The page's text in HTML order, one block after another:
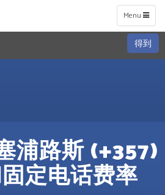
Toggle
navigation
Menu
得到
浦路斯 (+357)
定电话费率